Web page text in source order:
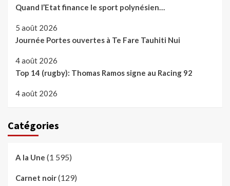
Quand l’Etat finance le sport polynésien…
5 août 2026
Journée Portes ouvertes à Te Fare Tauhiti Nui
4 août 2026
Top 14 (rugby): Thomas Ramos signe au Racing 92
4 août 2026
Catégories
A la Une (1 595)
Carnet noir(129)